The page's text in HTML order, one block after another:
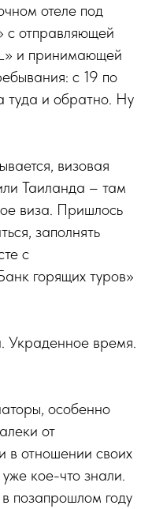
отеле под
с отправляющей
и принимающей
с 19 по
туда и обратно. Ну
визовая
Таиланда – там
виза. Пришлось
заполнять
с
горящих туров»
Украденное время.
особенно
от
в отношении своих
кое-что знали.
позапрошлом году